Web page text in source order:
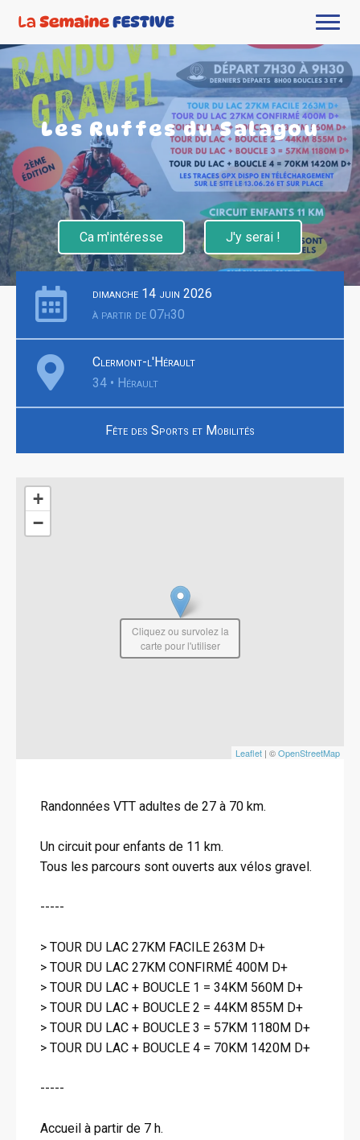
Les Ruffes du Salagou
Ca m'intéresse J'y serai !
dimanche 14 juin 2026
à partir de 07h30
Clermont-l'Hérault
34 • Hérault
Fête des Sports et Mobilités
+
−
Leaflet | ©OpenStreetMap
Cliquez ou survolez la
carte pour l'utiliser
Randonnées VTT adultes de 27 à 70 km.
Un circuit pour enfants de 11 km.
Tous les parcours sont ouverts aux vélos gravel.
-----
> TOUR DU LAC 27KM FACILE 263M D+
> TOUR DU LAC 27KM CONFIRMÉ 400M D+
> TOUR DU LAC + BOUCLE 1 = 34KM 560M D+
> TOUR DU LAC + BOUCLE 2 = 44KM 855M D+
> TOUR DU LAC + BOUCLE 3 = 57KM 1180M D+
> TOUR DU LAC + BOUCLE 4 = 70KM 1420M D+
-----
Accueil à partir de 7 h.